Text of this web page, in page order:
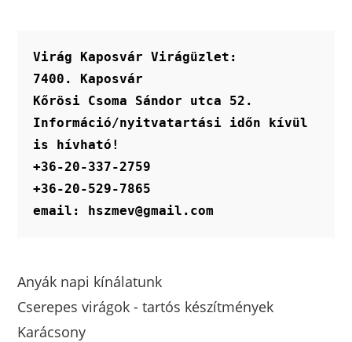
Virág Kaposvár Virágüzlet:
7400. Kaposvár
Kőrösi Csoma Sándor utca 52.
Információ/nyitvatartási időn kívül
is hívható!
+36-20-337-2759
+36-20-529-7865
email: hszmev@gmail.com
Anyák napi kínálatunk
Cserepes virágok - tartós készítmények
Karácsony